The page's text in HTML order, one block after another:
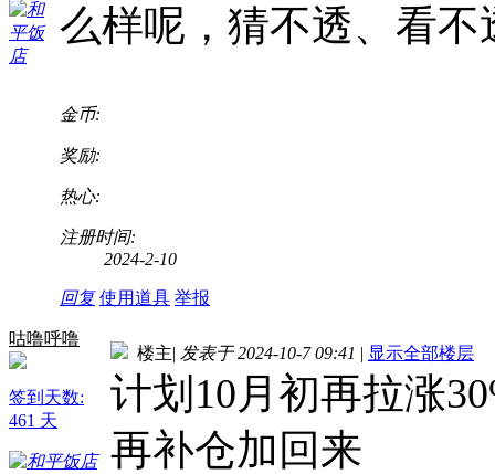
么样呢，猜不透、看不
金币:
奖励:
热心:
注册时间:
2024-2-10
回复 使用道具 举报
咕噜呼噜
签到天数:
461 天
楼主| 发表于 2024-10-7 09:41 | 显示全部楼层
计划10月初再拉涨
再补仓加回来